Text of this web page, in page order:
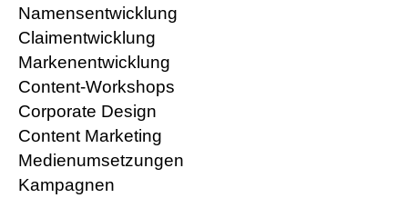
Namensentwicklung
Claimentwicklung
Markenentwicklung
Content-Workshops
Corporate Design
Content Marketing
Medienumsetzungen
Kampagnen